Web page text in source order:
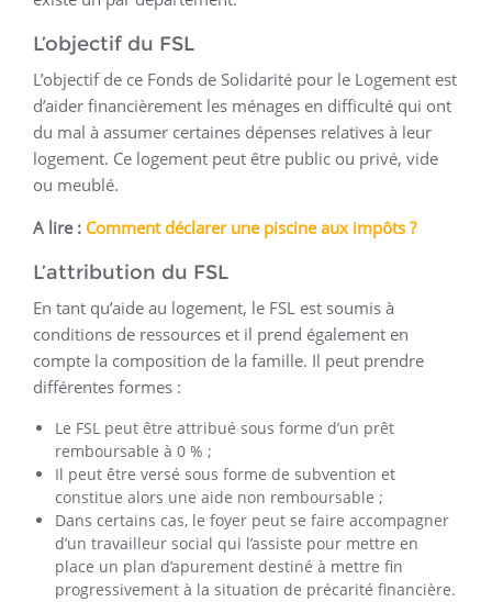
L’objectif du FSL
L’objectif de ce Fonds de Solidarité pour le Logement est
d’aider financièrement les ménages en difficulté qui ont
du mal à assumer certaines dépenses relatives à leur
logement. Ce logement peut être public ou privé, vide
ou meublé.
A lire : Comment déclarer une piscine aux impôts ?
L’attribution du FSL
En tant qu’aide au logement, le FSL est soumis à
conditions de ressources et il prend également en
compte la composition de la famille. Il peut prendre
différentes formes :
Le FSL peut être attribué sous forme d’un prêt
remboursable à 0 % ;
Il peut être versé sous forme de subvention et
constitue alors une aide non remboursable ;
Dans certains cas, le foyer peut se faire accompagner
d’un travailleur social qui l’assiste pour mettre en
place un plan d’apurement destiné à mettre fin
progressivement à la situation de précarité financière.